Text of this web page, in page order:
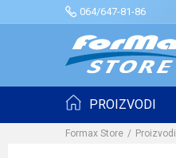
064/647-81-86
PROIZVODI
Formax Store Proizvodi